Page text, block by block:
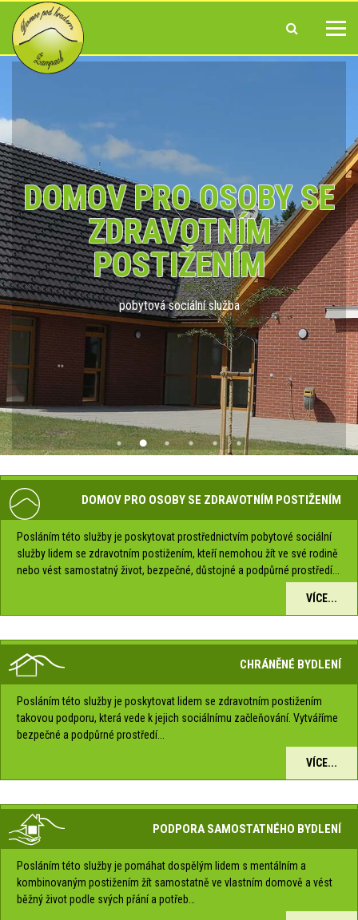
DOMOV PRO OSOBY SE
ZDRAVOTNÍM
POSTIŽENÍM
pobytová sociální služba
DOMOV PRO OSOBY SE ZDRAVOTNÍM POSTIŽENÍM
Posláním této služby je poskytovat prostřednictvím pobytové sociální
služby lidem se zdravotním postižením, kteří nemohou žít ve své rodině
nebo vést samostatný život, bezpečné, důstojné a podpůrné prostředí...
VÍCE...
CHRÁNĚNÉ BYDLENÍ
Posláním této služby je poskytovat lidem se zdravotním postižením
takovou podporu, která vede k jejich sociálnímu začleňování. Vytváříme
bezpečné a podpůrné prostředí...
VÍCE...
PODPORA SAMOSTATNÉHO BYDLENÍ
Posláním této služby je pomáhat dospělým lidem s mentálním a
kombinovaným postižením žít samostatně ve vlastním domově a vést
běžný život podle svých přání a potřeb…